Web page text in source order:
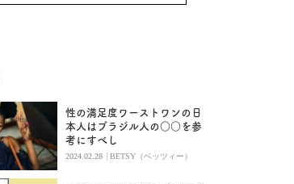
性の満足度ワーストワンの日
本人はブラジル人の○○を参
考にすべし
2024.02.28 | BETSY（ベッツィー）